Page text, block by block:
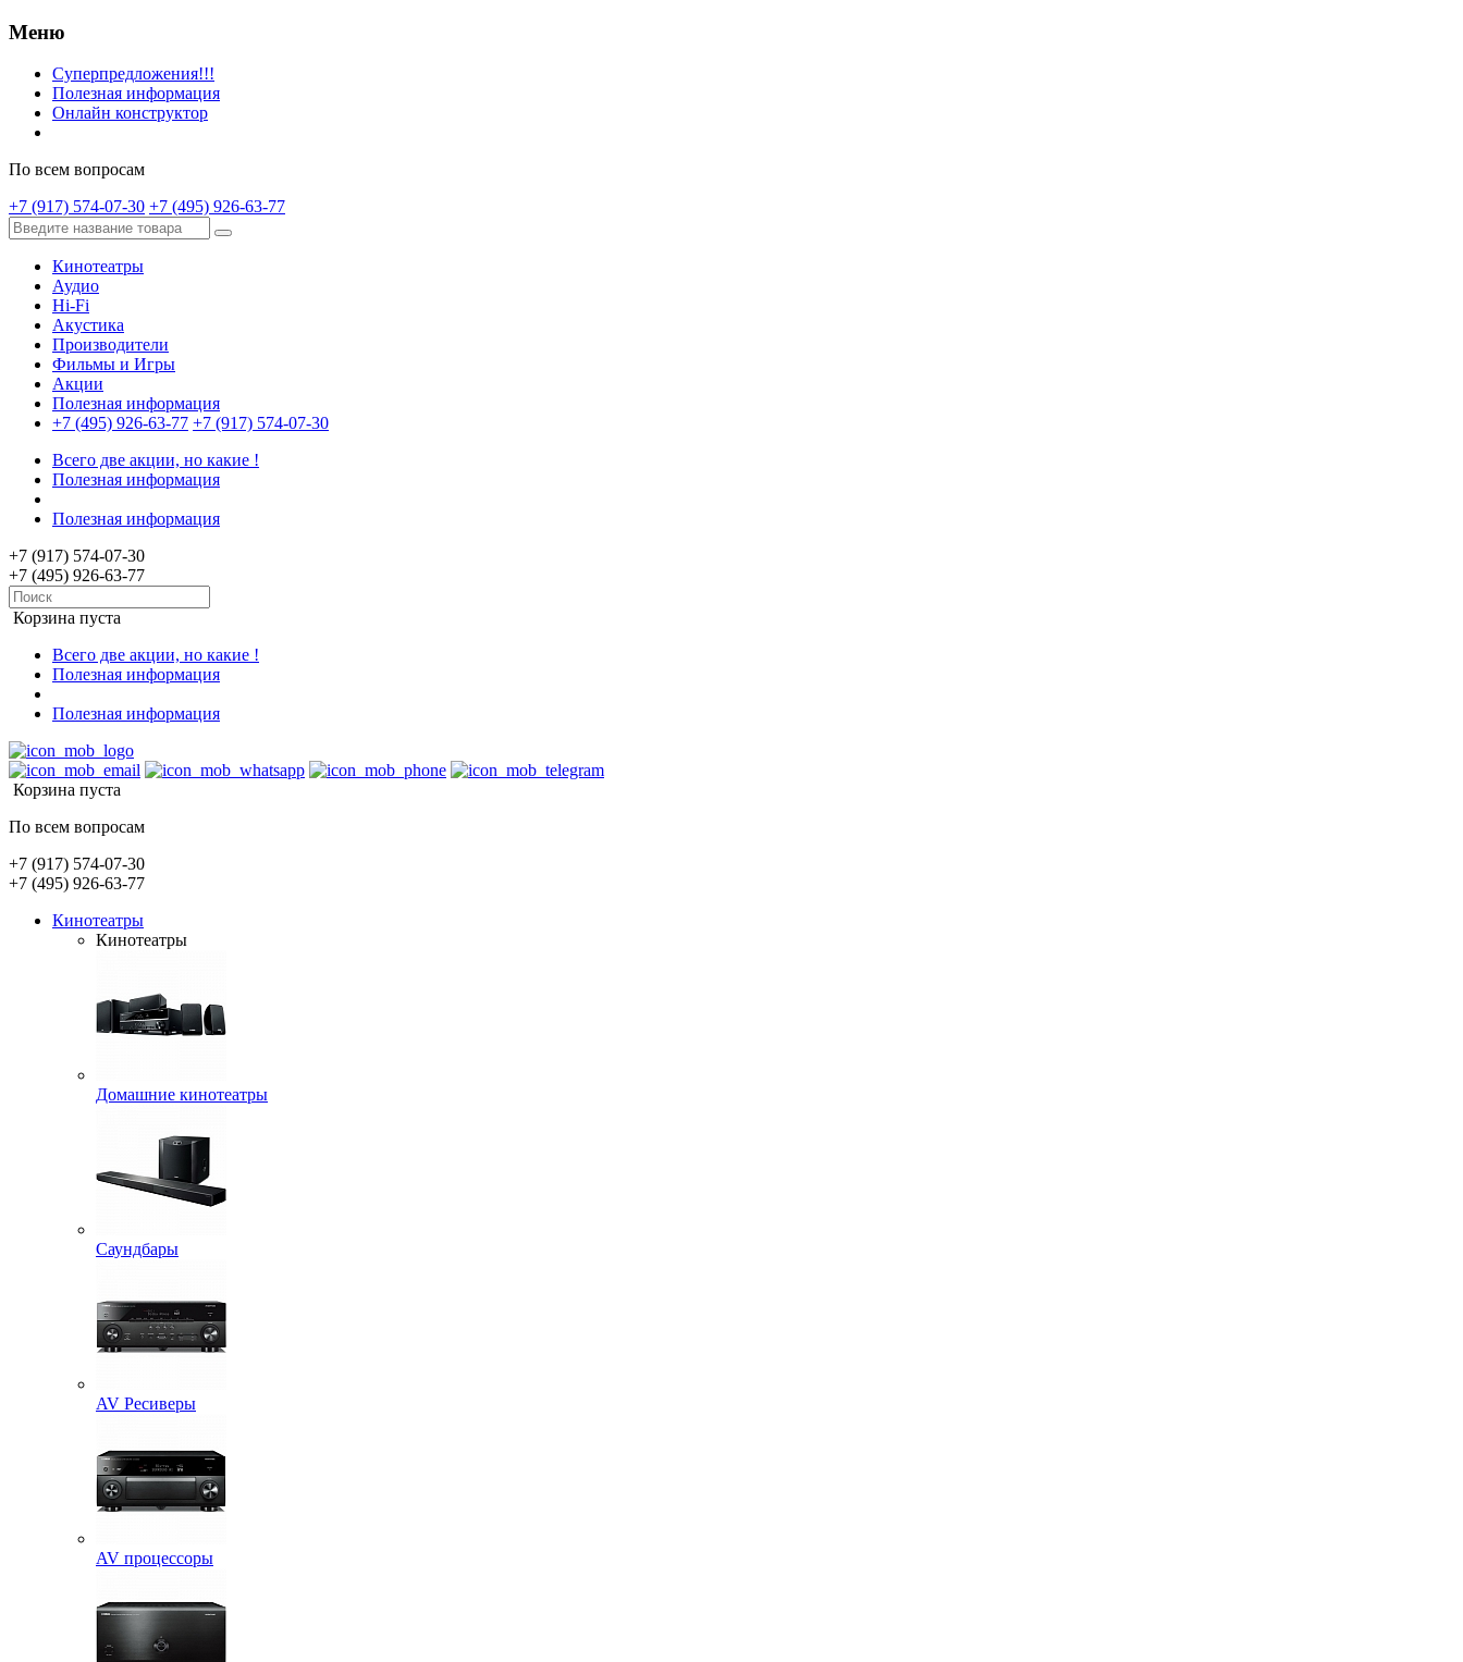
Меню
Суперпредложения!!!
Полезная информация
Онлайн конструктор
По всем вопросам
+7 (917) 574-07-30 +7 (495) 926-63-77
Кинотеатры
Аудио
Hi-Fi
Акустика
Производители
Фильмы и Игры
Акции
Полезная информация
+7 (495) 926-63-77 +7 (917) 574-07-30
Всего две акции, но какие !
Полезная информация
Полезная информация
+7 (917) 574-07-30
+7 (495) 926-63-77
Корзина пуста
Всего две акции, но какие !
Полезная информация
Полезная информация
Корзина пуста
По всем вопросам
+7 (917) 574-07-30
+7 (495) 926-63-77
Кинотеатры
Кинотеатры
Домашние кинотеатры
Саундбары
AV Ресиверы
AV процессоры